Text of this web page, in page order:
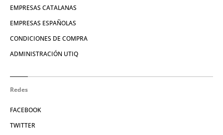
EMPRESAS CATALANAS
EMPRESAS ESPAÑOLAS
CONDICIONES DE COMPRA
ADMINISTRACIÓN UTIQ
Redes
FACEBOOK
TWITTER